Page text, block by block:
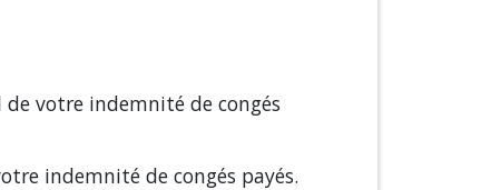
votre indemnité de congés
indemnité de congés payés.